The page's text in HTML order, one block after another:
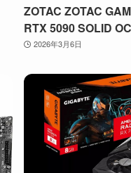
ZOTAC ZOTAC
RTX 5090 SOLID OC
2026年3月6日